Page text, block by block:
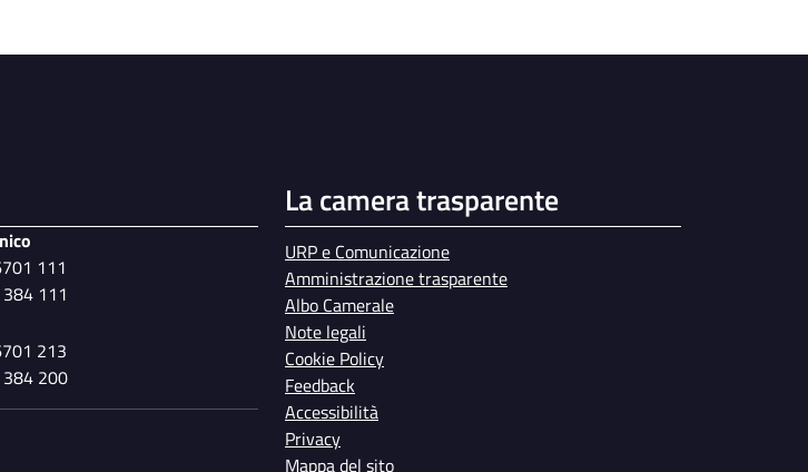
111
111
213
200
La camera trasparente
URP e Comunicazione
Amministrazione trasparente
Albo Camerale
Note legali
Cookie Policy
Feedback
Accessibilità
Privacy
Mappa del sito